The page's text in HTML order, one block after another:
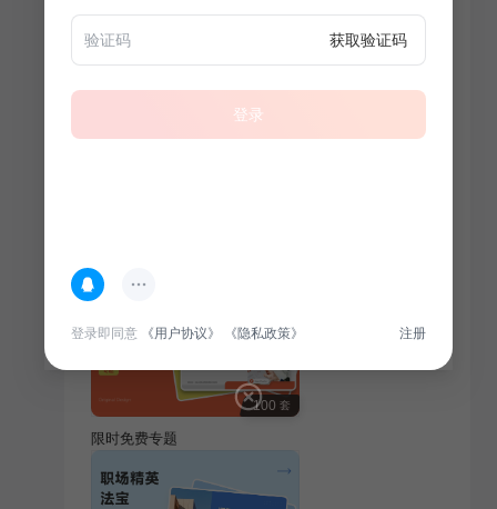
热门专题
100 套
限时免费专题
获取验证码
登录
登录即同意 《用户协议》 《隐私政策》 注册